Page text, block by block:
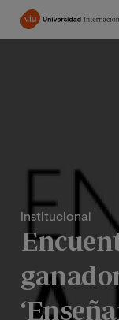
Pasar
Institucional